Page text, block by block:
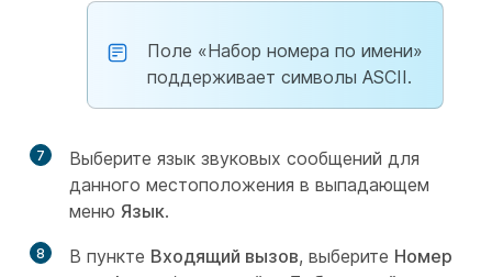
Поле «Набор номера по имени»
поддерживает символы ASCII.
7
Выберите язык звуковых сообщений для
данного местоположения в выпадающем
меню Язык.
8 В пункте Входящий вызов, выберите Номер